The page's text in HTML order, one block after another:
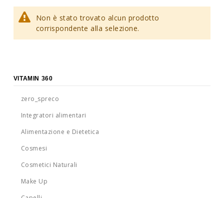
Non è stato trovato alcun prodotto
corrispondente alla selezione.
VITAMIN 360
zero_spreco
Integratori alimentari
Alimentazione e Dietetica
Cosmesi
Cosmetici Naturali
Make Up